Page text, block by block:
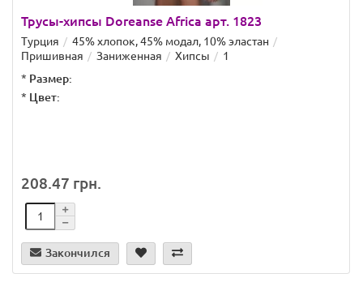
Трусы-хипсы Doreanse Africa арт. 1823
Турция
45% хлопок, 45% модал, 10% эластан
Пришивная
Заниженная Хипсы
1
* Размер:
* Цвет:
208.47 грн.
Закончился